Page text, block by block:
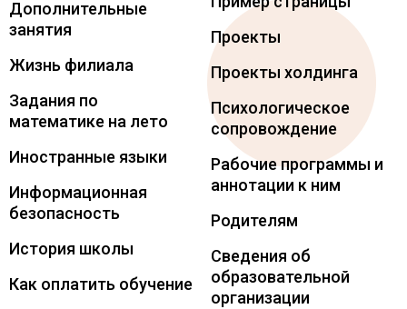
Дополнительные
занятия
Жизнь филиала
Задания по
математике на лето
Иностранные языки
Информационная
безопасность
История школы
Как оплатить обучение
Проекты
Проекты холдинга
Психологическое
сопровождение
Рабочие программы и
аннотации к ним
Родителям
Сведения об
образовательной
организации